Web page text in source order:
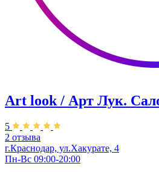
Art look / Арт Лук.
5
2 отзыва
г.Краснодар, ул.Хакурате, 4
Пн-Вс 09:00-20:00